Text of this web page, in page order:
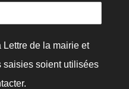
de la mairie et
saisies soient utilisées